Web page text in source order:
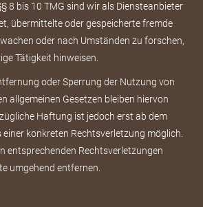
8 bis 10 TMG sind wir als Diensteanbieter
übermittelte oder gespeicherte fremde
oder nach Umständen zu forschen,
Tätigkeit hinweisen.
oder Sperrung der Nutzung von
allgemeinen Gesetzen bleiben hiervon
Haftung ist jedoch erst ab dem
konkreten Rechtsverletzung möglich.
entsprechenden Rechtsverletzungen
umgehend entfernen.